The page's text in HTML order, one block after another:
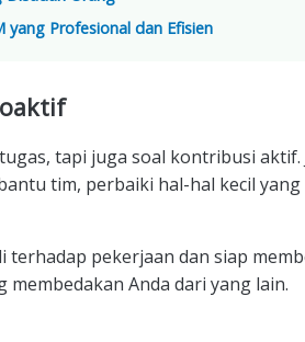
yang Profesional dan Efisien
tapi juga soal kontribusi aktif.
tim, perbaiki hal-hal kecil
pekerjaan dan siap
Anda dari yang lain.